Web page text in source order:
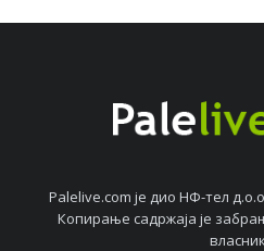
Palelive.com јe дио НФ-тeл
Копирањe садржаја јe